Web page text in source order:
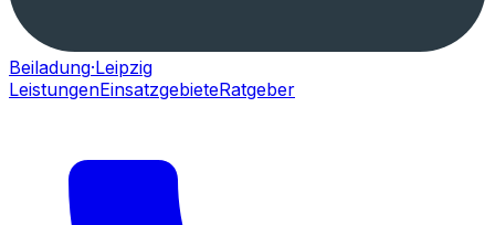
Beiladung·Leipzig
LeistungenEinsatzgebieteRatgeber